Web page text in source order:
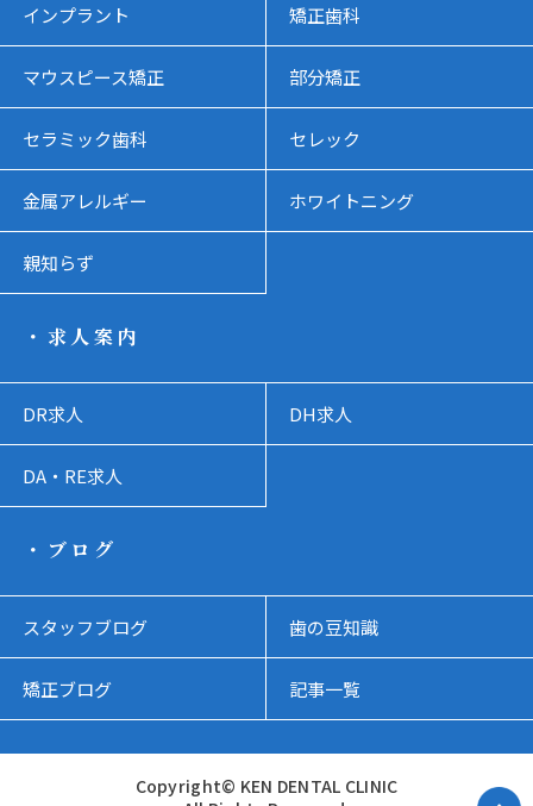
インプラント 矯正歯科
マウスピース矯正 部分矯正
セラミック歯科 セレック
金属アレルギー ホワイトニング
親知らず
・求人案内
DR求人 DH求人
DA・RE求人
・ブログ
スタッフブログ 歯の豆知識
矯正ブログ 記事一覧
Copyright© KEN DENTAL CLINIC